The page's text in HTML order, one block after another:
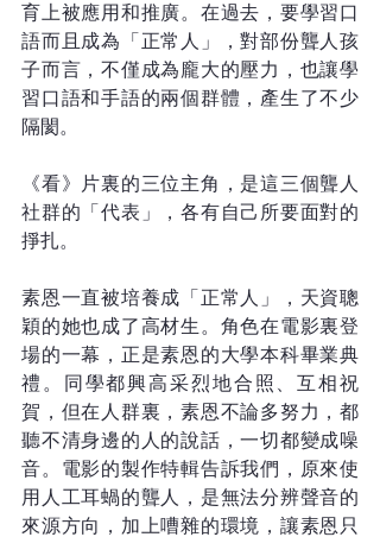
育上被應用和推廣。在過去，要學習口
語而且成為「正常人」，對部份聾人孩
子而言，不僅成為龐大的壓力，也讓學
習口語和手語的兩個群體，產生了不少
隔閡。
《看》片裏的三位主角，是這三個聾人
社群的「代表」，各有自己所要面對的
掙扎。
素恩一直被培養成「正常人」，天資聰
穎的她也成了高材生。角色在電影裏登
場的一幕，正是素恩的大學本科畢業典
禮。同學都興高采烈地合照、互相祝
賀，但在人群裏，素恩不論多努力，都
聽不清身邊的人的說話，一切都變成噪
音。電影的製作特輯告訴我們，原來使
用人工耳蝸的聾人，是無法分辨聲音的
來源方向，加上嘈雜的環境，讓素恩只